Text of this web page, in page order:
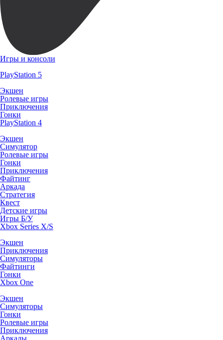
Игры и консоли
PlayStation 5
Экшен
Ролевые игры
Приключения
Гонки
PlayStation 4
Экшен
Симулятор
Ролевые игры
Гонки
Приключения
Файтинг
Аркада
Стратегия
Квест
Детские игры
Игры Б/У
Xbox Series X/S
Экшен
Приключения
Симуляторы
Файтинги
Гонки
Xbox One
Экшен
Симуляторы
Гонки
Ролевые игры
Приключения
Аркады